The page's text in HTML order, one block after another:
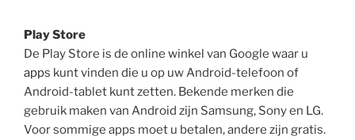
Play Store
De Play Store is de online winkel van Google waar u
apps kunt vinden die u op uw Android-telefoon of
Android-tablet kunt zetten. Bekende merken die
gebruik maken van Android zijn Samsung, Sony en LG.
Voor sommige apps moet u betalen, andere zijn gratis.